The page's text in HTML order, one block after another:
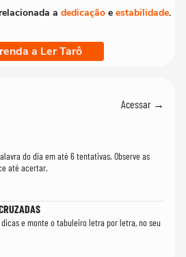
a dedicação e estabilidade.
a Ler Tarô
Acessar →
do dia em até 6 tentativas. Observe as
até acertar.
e monte o tabuleiro letra por letra, no seu